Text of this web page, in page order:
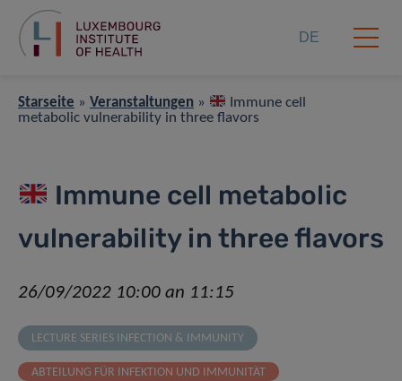
DE
Starseite » Veranstaltungen »
Immune cell
metabolic vulnerability in three flavors
Immune cell metabolic
vulnerability in three flavors
26/09/2022 10:00 an 11:15
LECTURE SERIES INFECTION & IMMUNITY
ABTEILUNG FÜR INFEKTION UND IMMUNITÄT